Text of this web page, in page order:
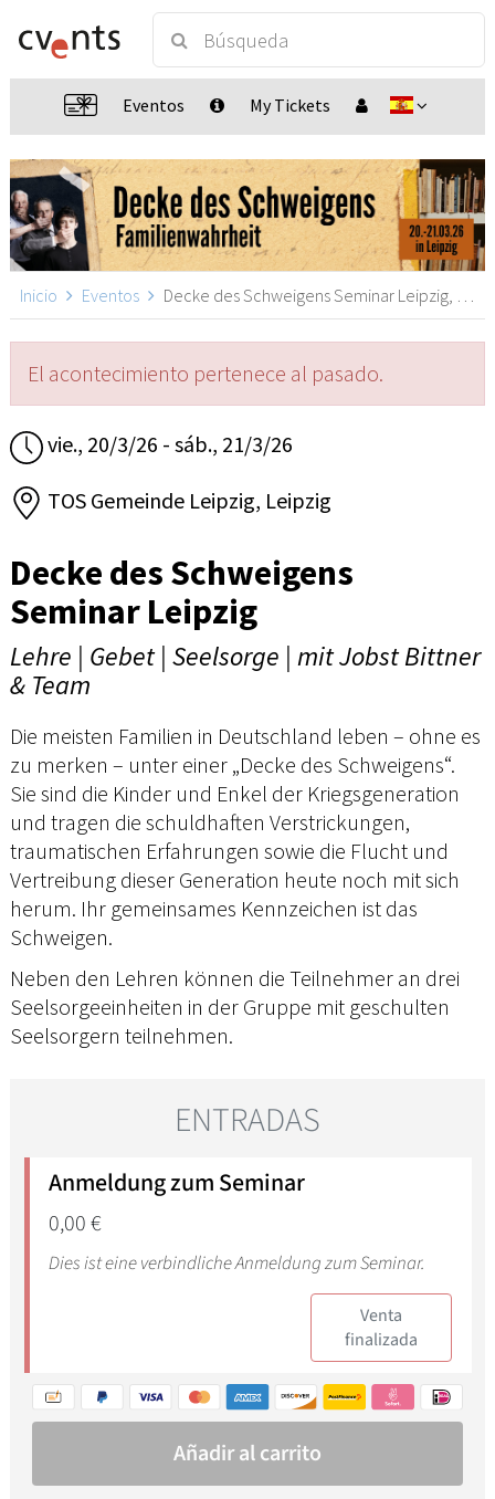
Eventos My Tickets
Inicio Eventos Decke des Schweigens Seminar Leipzig, Leipzig
El acontecimiento pertenece al pasado.
vie., 20/3/26 - sáb., 21/3/26
TOS Gemeinde Leipzig, Leipzig
Decke des Schweigens
Seminar Leipzig
Lehre | Gebet | Seelsorge | mit Jobst Bittner
& Team
Die meisten Familien in Deutschland leben – ohne es
zu merken – unter einer „Decke des Schweigens“.
Sie sind die Kinder und Enkel der Kriegsgeneration
und tragen die schuldhaften Verstrickungen,
traumatischen Erfahrungen sowie die Flucht und
Vertreibung dieser Generation heute noch mit sich
herum. Ihr gemeinsames Kennzeichen ist das
Schweigen.
Neben den Lehren können die Teilnehmer an drei
Seelsorgeeinheiten in der Gruppe mit geschulten
Seelsorgern teilnehmen.